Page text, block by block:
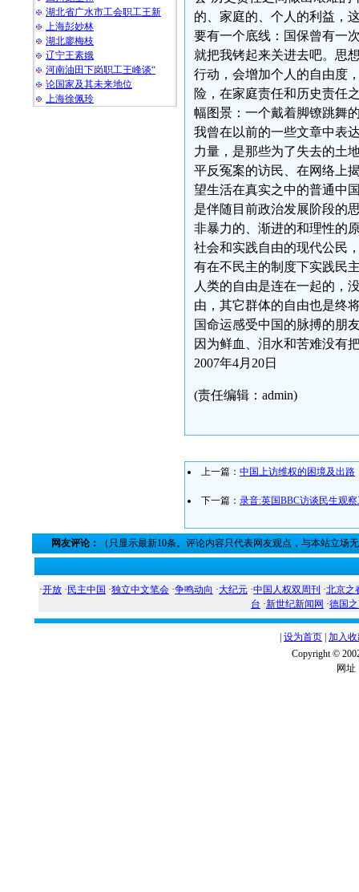
湖北省广水市工会职工王新
上海彭妙林⁩
湖北廖梅枝
辽宁王素娥
河南油田下岗职工王峰谈“
论国家及其未来地位
上海徐佩玲
的、家庭的、个人的利益，
要有一个底线：国保曾有一
就把我铐起来关进去吧。思
行动，会增加个人的自由度
险，在家庭责任和历史责任
幅图景：一个戴着脚镣跳舞
我曾在以前的一些文章中表
力量，是那些为了失去的土
平反冤案的访民、在网络上
望生活在真实之中的普通中
是伴随目前政治发展阶段的
非暴力的、渐进的和理性的
社会和实践自由的现代公民
有在不民主的制度下实践民
人类的自由是连在一起的，
由，其它群体的自由也是终
国命运感受中国的脉搏的朋
因为鲜血、泪水和苦难没有
2007年4月20日
(责任编辑：admin)
上一篇： 中国上访维权的困境及出路
下一篇： 录音:英国BBC访谈民生观
网友评论： （只显示最新10条。评论内容只代表网友观点，与本站立场
·开放 · 民主中国 ·独立中文笔会 ·争鸣动向 ·大纪元 ·中国人权双周刊 ·北京之
台 ·新世纪新闻网 ·德国
设为首页 加入
Copyright ©
网址